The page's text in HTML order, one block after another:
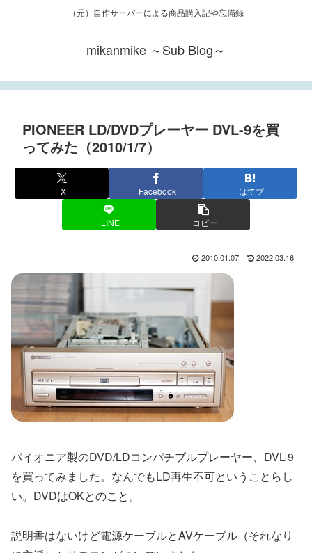
（元）自作サーバーによる商品購入記や忘備録
mikanmike ～Sub Blog～
PIONEER LD/DVDプレーヤー DVL-9を買
ってみた（2010/1/7）
X Facebook はてブ
LINE コピー
2010.01.07 2022.03.16
パイオニア製のDVD/LDコンパチブルプレーヤー、DVL-9
を買ってみました。なんでもLD再生不可ということらし
い。DVDはOKとのこと。
説明書はないけど電源ケーブルとAVケーブル（それなり